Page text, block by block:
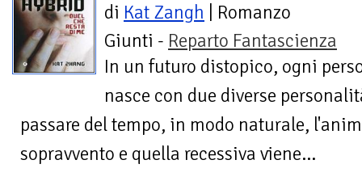
di Kat Zangh | Romanzo
Giunti - Reparto Fantascienza
In un futuro distopico, ogni
nasce con due diverse
passare del tempo, in modo naturale,
sopravvento e quella recessiva viene...